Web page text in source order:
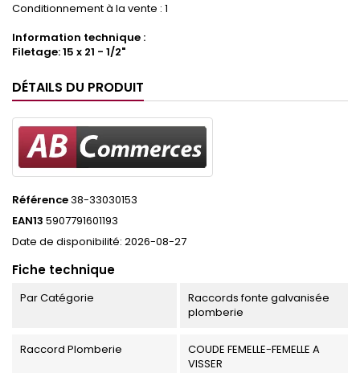
Conditionnement à la vente : 1
Information technique :
Filetage: 15 x 21 - 1/2"
DÉTAILS DU PRODUIT
Référence38-33030153
EAN13 5907791601193
Date de disponibilité: 2026-08-27
Fiche technique
Par Catégorie
Raccords fonte galvanisée
plomberie
Raccord Plomberie
COUDE FEMELLE-FEMELLE A
VISSER